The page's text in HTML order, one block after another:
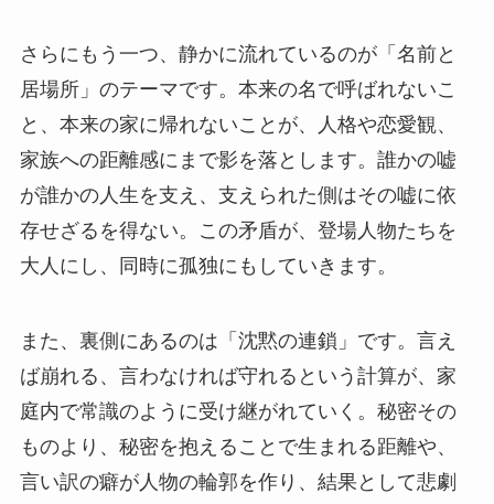
さらにもう一つ、静かに流れているのが「名前と
居場所」のテーマです。本来の名で呼ばれないこ
と、本来の家に帰れないことが、人格や恋愛観、
家族への距離感にまで影を落とします。誰かの嘘
が誰かの人生を支え、支えられた側はその嘘に依
存せざるを得ない。この矛盾が、登場人物たちを
大人にし、同時に孤独にもしていきます。
また、裏側にあるのは「沈黙の連鎖」です。言え
ば崩れる、言わなければ守れるという計算が、家
庭内で常識のように受け継がれていく。秘密その
ものより、秘密を抱えることで生まれる距離や、
言い訳の癖が人物の輪郭を作り、結果として悲劇